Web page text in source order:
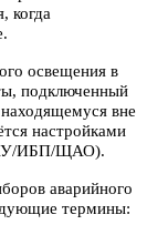
когда
освещения в
подключенный
вне
настройками
ИБП/ЩАО).
аварийного
термины: